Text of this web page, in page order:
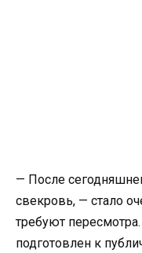
— После
свекровь, — стало
требуют
подготовлен к